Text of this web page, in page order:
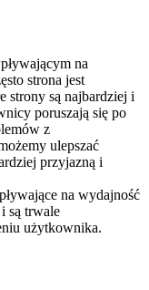
na
strona jest
strony są najbardziej i
poruszają się po
z
ulepszać
przyjazną i
na wydajność
są trwale
użytkownika.